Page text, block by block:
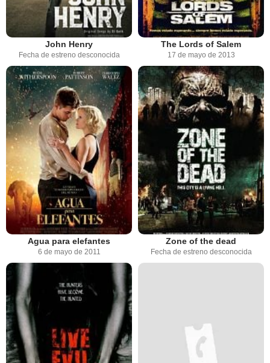
John Henry
Fecha de estreno desconocida
The Lords of Salem
17 de mayo de 2013
Agua para elefantes
6 de mayo de 2011
Zone of the dead
Fecha de estreno desconocida